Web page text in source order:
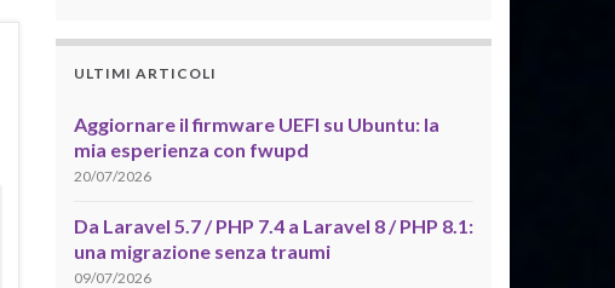
ULTIMI ARTICOLI
Aggiornare il firmware UEFI su Ubuntu: la
mia esperienza con fwupd
20/07/2026
Da Laravel 5.7 / PHP 7.4 a Laravel 8 / PHP 8.1:
una migrazione senza traumi
09/07/2026